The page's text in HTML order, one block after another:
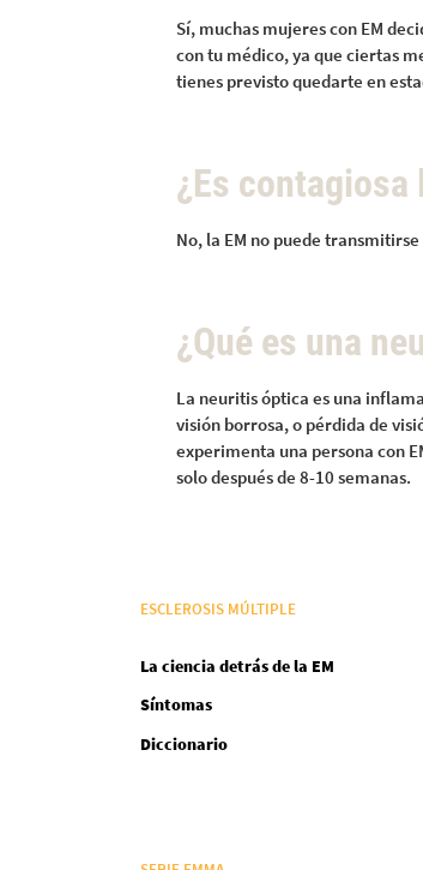
Sí, muchas mujeres con EM
con tu médico, ya que ciertas
tienes previsto quedarte en
¿Es contagiosa
No, la EM no puede
¿Qué es una
La neuritis óptica es una
visión borrosa, o pérdida de
experimenta una persona con
solo después de 8-10 semanas.
ESCLEROSIS MÚLTIPLE
La ciencia detrás de la EM
Síntomas
Diccionario